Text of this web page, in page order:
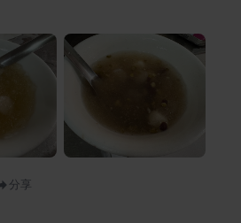
分享